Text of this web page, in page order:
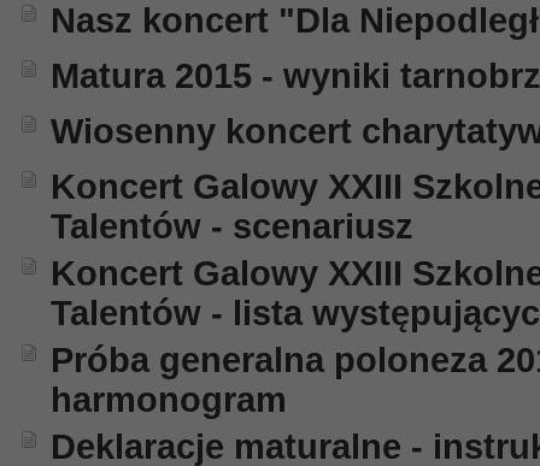
Nasz koncert "Dla
Matura 2015 - wyniki
Wiosenny koncert
Koncert Galowy XXIII
Talentów - scenariusz
Koncert Galowy XXIII
Talentów - lista
Próba generalna poloneza
harmonogram
Deklaracje maturalne -